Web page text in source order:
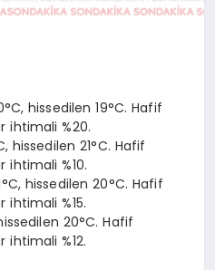
hissedilen 19°C. Hafif
ihtimali %20.
hissedilen 21°C. Hafif
ihtimali %10.
hissedilen 20°C. Hafif
ihtimali %15.
20°C. Hafif
ihtimali %12.